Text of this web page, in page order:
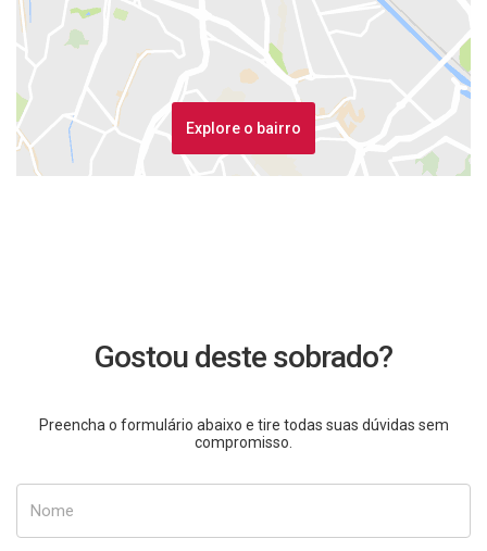
Explore o bairro
Gostou deste sobrado?
Preencha o formulário abaixo e tire todas suas dúvidas sem
compromisso.